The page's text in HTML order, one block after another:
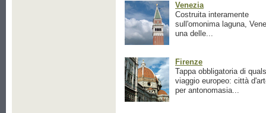
Venezia
Costruita interamente
sull'omonima laguna,
una delle...
Firenze
Tappa obbligatoria di
viaggio europeo: città
per antonomasia...